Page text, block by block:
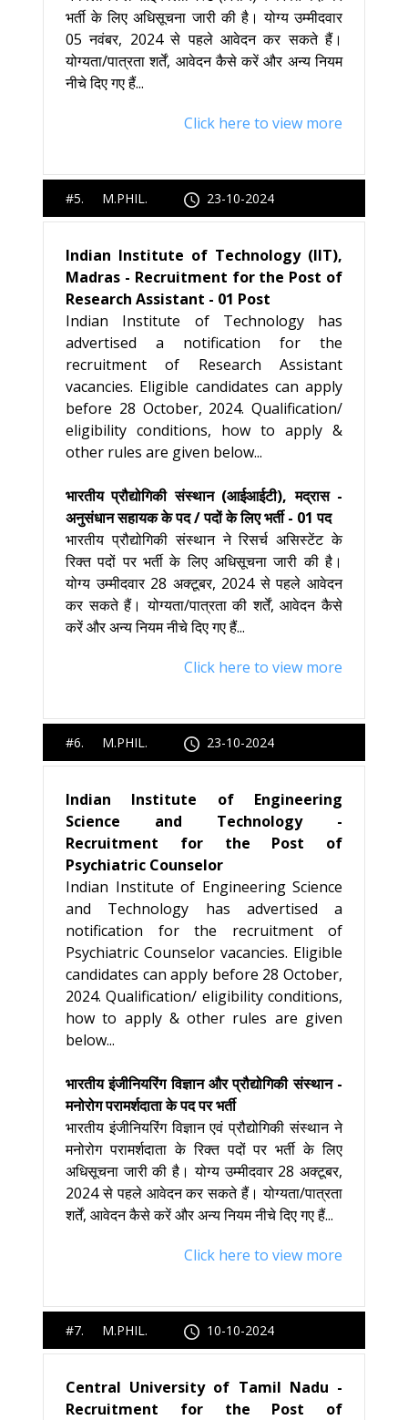
भर्ती के लिए अधिसूचना जारी की है। योग्य उम्मीदवार
05 नवंबर, 2024 से पहले आवेदन कर सकते हैं।
योग्यता/पात्रता शर्तें, आवेदन कैसे करें और अन्य नियम
नीचे दिए गए हैं...
Click here to view more
#5. M.PHIL. 23-10-2024
Indian Institute of Technology (IIT),
Madras - Recruitment for the Post of
Research Assistant - 01 Post
Indian Institute of Technology has
advertised a notification for the
recruitment of Research Assistant
vacancies. Eligible candidates can apply
before 28 October, 2024. Qualification/
eligibility conditions, how to apply &
other rules are given below...
भारतीय प्रौद्योगिकी संस्थान (आईआईटी), मद्रास -
अनुसंधान सहायक के पद / पदों के लिए भर्ती - 01 पद
भारतीय प्रौद्योगिकी संस्थान ने रिसर्च असिस्टेंट के
रिक्त पदों पर भर्ती के लिए अधिसूचना जारी की है।
योग्य उम्मीदवार 28 अक्टूबर, 2024 से पहले आवेदन
कर सकते हैं। योग्यता/पात्रता की शर्तें, आवेदन कैसे
करें और अन्य नियम नीचे दिए गए हैं...
Click here to view more
#6. M.PHIL. 23-10-2024
Indian Institute of Engineering
Science and Technology -
Recruitment for the Post of
Psychiatric Counselor
Indian Institute of Engineering Science
and Technology has advertised a
notification for the recruitment of
Psychiatric Counselor vacancies. Eligible
candidates can apply before 28 October,
2024. Qualification/ eligibility conditions,
how to apply & other rules are given
below...
भारतीय इंजीनियरिंग विज्ञान और प्रौद्योगिकी संस्थान -
मनोरोग परामर्शदाता के पद पर भर्ती
भारतीय इंजीनियरिंग विज्ञान एवं प्रौद्योगिकी संस्थान ने
मनोरोग परामर्शदाता के रिक्त पदों पर भर्ती के लिए
अधिसूचना जारी की है। योग्य उम्मीदवार 28 अक्टूबर,
2024 से पहले आवेदन कर सकते हैं। योग्यता/पात्रता
शर्तें, आवेदन कैसे करें और अन्य नियम नीचे दिए गए हैं...
Click here to view more
#7. M.PHIL. 10-10-2024
Central University of Tamil Nadu -
Recruitment for the Post of